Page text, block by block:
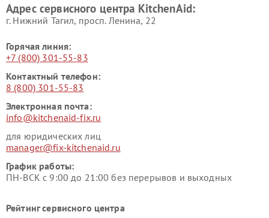
Адрес сервисного центра KitchenAid:
г. Нижний Тагил, просп. Ленина, 22
Горячая линия:
+7 (800) 301-55-83
Контактный телефон:
8 (800) 301-55-83
Электронная почта:
info@kitchenaid-fix.ru
для юридических лиц
manager@fix-kitchenaid.ru
График работы:
ПН-ВСК с 9:00 до 21:00 без перерывов и выходных
Рейтинг сервисного центра